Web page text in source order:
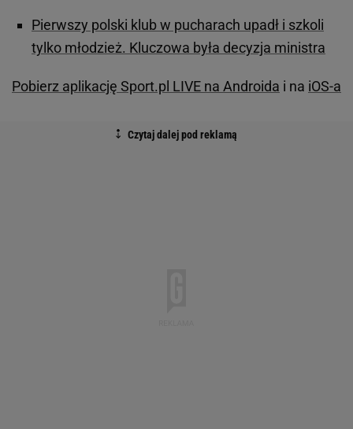
Pierwszy polski klub w pucharach upadł i szkoli
tylko młodzież. Kluczowa była decyzja ministra
Pobierz aplikację Sport.pl LIVE na Androida i na iOS-a